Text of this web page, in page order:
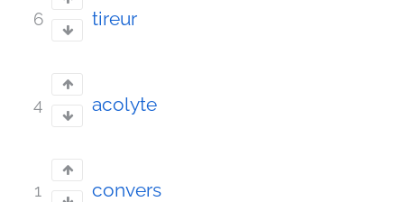
6 tireur
4 acolyte
1 convers